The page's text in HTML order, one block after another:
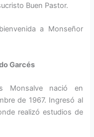
Buen Pastor.
a Monseñor
Garcés
Monsalve nació en
de 1967. Ingresó al
realizó estudios de